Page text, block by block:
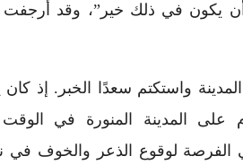
في ذلك خير”، وقد أرجفت
واستكتم سعدًا الخبر. إذ كان
على المدينة المنورة في
الفرصة لوقوع الذعر والخوف في